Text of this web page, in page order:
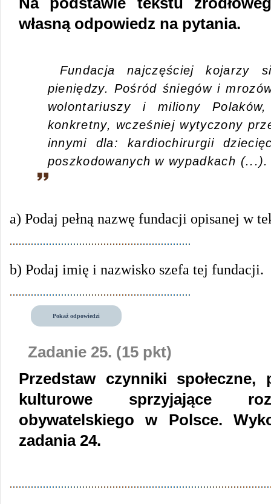
własną odpowiedz na pytania.
Fundacja najczęściej kojarzy
pieniędzy. Pośród śniegów i
wolontariuszy i miliony
konkretny, wcześniej wytyczony
innymi dla: kardiochirurgii
poszkodowanych w wypadkach (...).
a) Podaj pełną nazwę fundacji opisanej w
b) Podaj imię i nazwisko szefa tej fundacji.
Pokaż odpowiedzi
Zadanie 25. (15 pkt)
Przedstaw czynniki
kulturowe sprzyjające
obywatelskiego w Polsce.
zadania 24.